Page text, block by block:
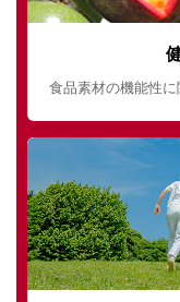
食品素材の機能性に